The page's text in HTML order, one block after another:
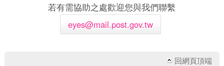
若有需協助之處歡迎您與我們聯繫
eyes@mail.post.gov.tw
回網頁頂端